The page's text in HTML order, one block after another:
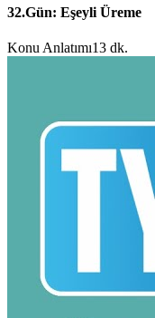
32.Gün: Eşeyli Üreme
Konu Anlatımı13 dk.